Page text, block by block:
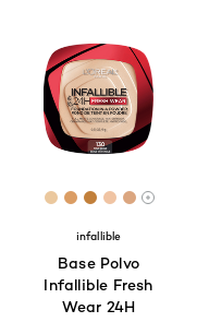
[Color]: #EBC89E
[Color]:
[Color]:
[Color]:
[Color]:
More
infallible
Base Polvo
Infallible Fresh
Wear 24H